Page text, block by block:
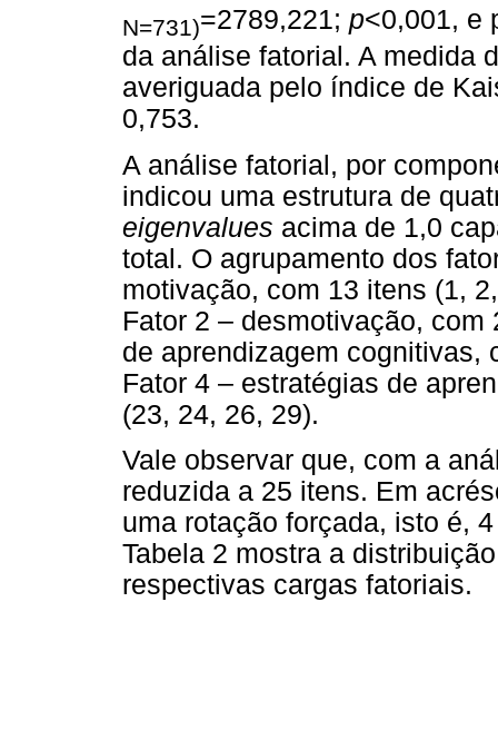
N=731)=2789,221; p<0,001, e
da análise fatorial. A medida
averiguada pelo índice de
0,753.
A análise fatorial, por
indicou uma estrutura de
eigenvalues acima de 1,0
total. O agrupamento dos
motivação, com 13 itens (1,
Fator 2 – desmotivação,
de aprendizagem cognitivas,
Fator 4 – estratégias de
(23, 24, 26, 29).
Vale observar que, com a
reduzida a 25 itens. Em
uma rotação forçada, isto é,
Tabela 2 mostra a
respectivas cargas fatoriais.